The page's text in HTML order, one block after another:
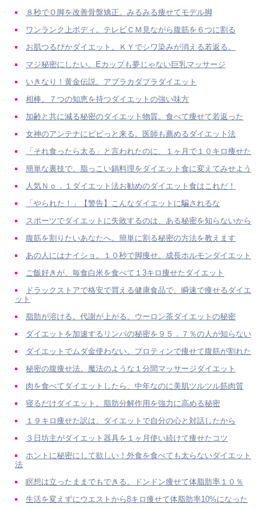
８秒でＯ脚を改善骨盤矯正。みるみる痩せてモデル脚
ワンランク上ボディ。テレビＣＭ見ながら腹筋を６つに割る
お肌つるぴかダイエット。ＫＹでシワ染みが消える若返る。
マジ秘密にしたい。Eカップも夢じゃない巨乳マッサージ
いきなり！黄金伝説。アブラカダブラダイエット
相棒。７つの知恵を持つダイエットの強い味方
加齢と共に減る秘密のダイエット物質。食べて痩せて若返った
女神のアンテナにビビっと来る。医師も薦めるダイエット法
「それ食ったら太る」と言われたのに、１ヶ月で１０キロ痩せた
簡単な裏技で、脂っこい鍋料理をダイエット食に変えてみせよう
人気Ｎｏ．１ダイエット法お勧めのダイエット食はこれだ！
「やられた！」【警告】こんなダイエットに騙されるな
スポーツでダイエットに失敗するのは、ある秘密を知らないから
腹筋を割りたいあなたへ。簡単に割る秘密の方法を教えます
あの人にはナイショ。１０秒で脚痩せ。成長ホルモンダイエット
ご飯好きが、毎食白米を食べて１3キロ痩せたダイエット
ドラックストアで格安で買える健康食品で、瞬速で痩せるダイエ
ット
脂肪が溶ける。代謝が上がる。ウーロン茶ダイエットの秘密
ダイエットを加速するリンパの秘密を９５．７％の人が知らない
ダイエットでムダ金使わない。プロティンで痩せて腹筋が割れた
秘密の腹痩せ法。魔法のような１分間マッサージダイエット
肉を食べてダイエットしたら、中年なのに美肌ツルツル筋肉質
寝るだけダイエット。脂肪分解作用を強力に高める秘密
１９キロ痩せた訳は、ダイエットで自分の心と対話したから
３日坊主がダイエット器具を１ヶ月使い続けて痩せたコツ
ホントに秘密にして欲しい！外食を食べても太らないダイエット
法
瞑想は立ったままでもできる。ドンドン痩せて体脂肪率１０％
生活を変えずにウエストから8キロ痩せて体脂肪率10%になった